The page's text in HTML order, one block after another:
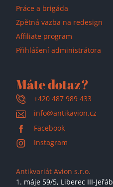
Práce a brigáda
Zpětná vazba na redesign
Affiliate program
Přihlášení administrátora
Máte dotaz?
+420 487 989 433
info@antikavion.cz
Facebook
Instagram
Antikvariát Avion s.r.o.
1. máje 59/5, Liberec III-Jeřáb